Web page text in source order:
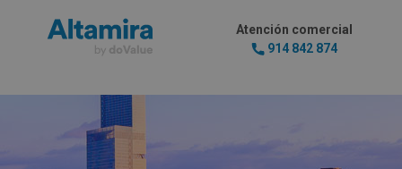
Atención comercial
914 842 874